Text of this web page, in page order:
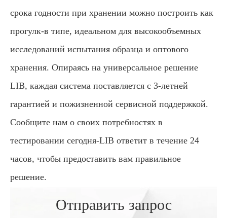
срока годности при хранении можно построить как
прогулк-в типе, идеальном для высокообъемных
исследований испытания образца и оптового
хранения. Опираясь на универсальное решение
LIB, каждая система поставляется с 3-летней
гарантией и пожизненной сервисной поддержкой.
Сообщите нам о своих потребностях в
тестировании сегодня-LIB ответит в течение 24
часов, чтобы предоставить вам правильное
решение.
Отправить запрос